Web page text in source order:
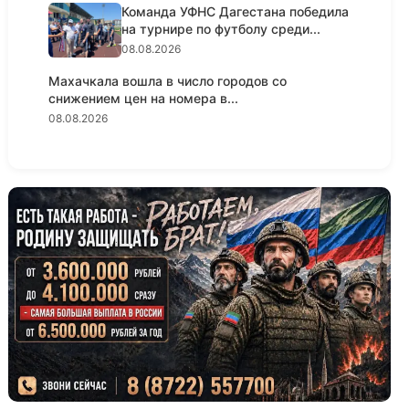
Команда УФНС Дагестана победила
на турнире по футболу среди...
08.08.2026
Махачкала вошла в число городов со
снижением цен на номера в...
08.08.2026